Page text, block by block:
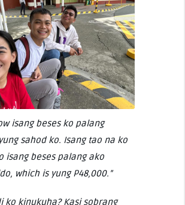
isang beses ko palang
sahod ko. Isang tao na ko
isang beses palang ako
which is yung P48,000.”
ko kinukuha? Kasi sobrang